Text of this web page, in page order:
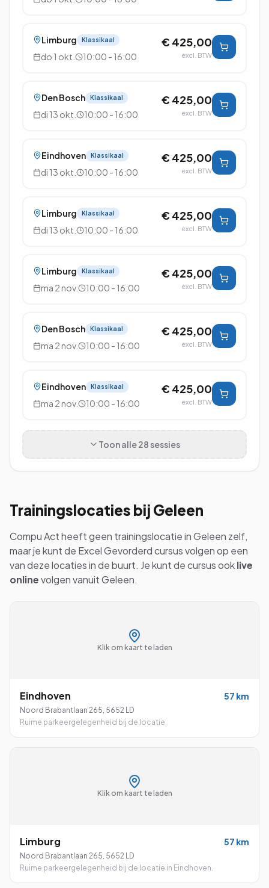
Limburg Klassikaal
do 1 okt. 10:00 - 16:00
€ 425,00
excl. BTW
Den Bosch Klassikaal
di 13 okt. 10:00 - 16:00
€ 425,00
excl. BTW
Eindhoven Klassikaal
di 13 okt. 10:00 - 16:00
€ 425,00
excl. BTW
Limburg Klassikaal
di 13 okt. 10:00 - 16:00
€ 425,00
excl. BTW
Limburg Klassikaal
ma 2 nov. 10:00 - 16:00
€ 425,00
excl. BTW
Den Bosch Klassikaal
ma 2 nov. 10:00 - 16:00
€ 425,00
excl. BTW
Eindhoven Klassikaal
ma 2 nov. 10:00 - 16:00
€ 425,00
excl. BTW
Toon alle28 sessies
Trainingslocaties bij Geleen
Compu Act heeft geen trainingslocatie inGeleen zelf,
maar je kunt de Excel Gevorderdcursus volgen op een
van deze locaties in de buurt. Je kunt de cursus ooklive
onlinevolgen vanuitGeleen.
Klik om kaart te laden
Eindhoven 57 km
Noord Brabantlaan 265, 5652 LD
Ruime parkeergelegenheid bij de locatie.
Klik om kaart te laden
Limburg 57 km
Noord Brabantlaan 265, 5652 LD
Ruime parkeergelegenheid bij de locatie in Eindhoven.